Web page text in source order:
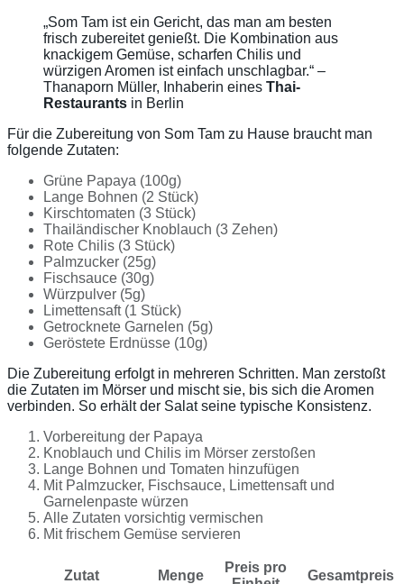
„Som Tam ist ein Gericht, das man am besten
frisch zubereitet genießt. Die Kombination aus
knackigem Gemüse, scharfen Chilis und
würzigen Aromen ist einfach unschlagbar.“ –
Thanaporn Müller, Inhaberin eines Thai-
Restaurants in Berlin
Für die Zubereitung von Som Tam zu Hause braucht man
folgende Zutaten:
Grüne Papaya (100g)
Lange Bohnen (2 Stück)
Kirschtomaten (3 Stück)
Thailändischer Knoblauch (3 Zehen)
Rote Chilis (3 Stück)
Palmzucker (25g)
Fischsauce (30g)
Würzpulver (5g)
Limettensaft (1 Stück)
Getrocknete Garnelen (5g)
Geröstete Erdnüsse (10g)
Die Zubereitung erfolgt in mehreren Schritten. Man zerstoßt
die Zutaten im Mörser und mischt sie, bis sich die Aromen
verbinden. So erhält der Salat seine typische Konsistenz.
Vorbereitung der Papaya
Knoblauch und Chilis im Mörser zerstoßen
Lange Bohnen und Tomaten hinzufügen
Mit Palmzucker, Fischsauce, Limettensaft und
Garnelenpaste würzen
Alle Zutaten vorsichtig vermischen
Mit frischem Gemüse servieren
Zutat Menge
Preis pro
Gesamtpreis